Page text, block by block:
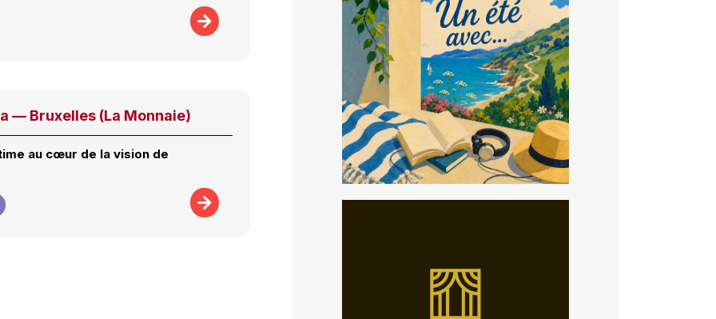
— Bruxelles (La Monnaie)
au cœur de la vision de